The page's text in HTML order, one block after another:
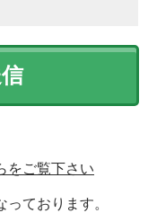
をご覧下さい
ております。